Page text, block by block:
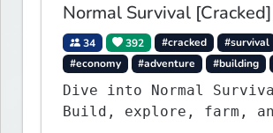
Normal Survival [Cracked]
34 392 #cracked
#survival
#economy
#adventure #building
Dive into Normal
Build, explore, farm,